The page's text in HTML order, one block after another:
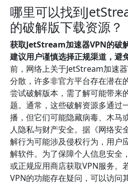
哪里可以找到
的破解版下载资源？
获取JetStream加速器VPN的破
建议用户谨慎选择正规渠道，避
前，网络上关于JetStream加速
分散，许多非官方平台存在潜在
尝试破解版本，需了解可能带来
题。通常，这些破解资源多通过
播，但它们可能隐藏病毒、木马
人隐私与财产安全。据《网络安
解行为可能涉及侵权行为，用户
解软件。为了保障个人信息安全
或正规应用商店获取VPN服务。
VPN的功能存在疑问，可以访问